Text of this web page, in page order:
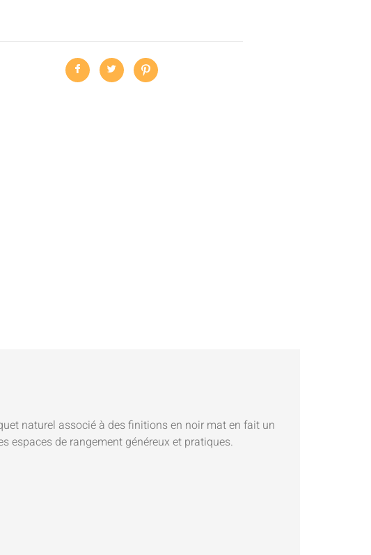
naturel associé à des finitions en noir mat en fait un
espaces de rangement généreux et pratiques.